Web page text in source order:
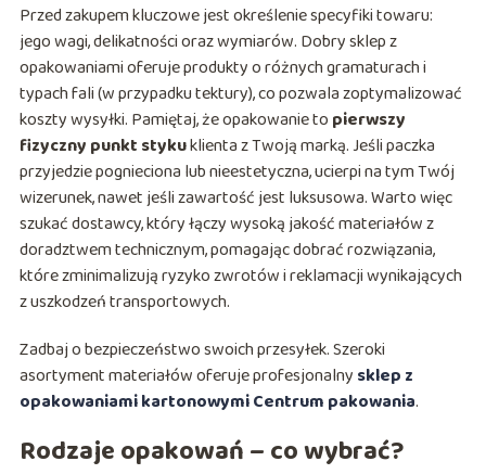
Przed zakupem kluczowe jest określenie specyfiki towaru:
jego wagi, delikatności oraz wymiarów. Dobry sklep z
opakowaniami oferuje produkty o różnych gramaturach i
typach fali (w przypadku tektury), co pozwala zoptymalizować
koszty wysyłki. Pamiętaj, że opakowanie to pierwszy
fizyczny punkt stykuklienta z Twoją marką. Jeśli paczka
przyjedzie pognieciona lub nieestetyczna, ucierpi na tym Twój
wizerunek, nawet jeśli zawartość jest luksusowa. Warto więc
szukać dostawcy, który łączy wysoką jakość materiałów z
doradztwem technicznym, pomagając dobrać rozwiązania,
które zminimalizują ryzyko zwrotów i reklamacji wynikających
z uszkodzeń transportowych.
Zadbaj o bezpieczeństwo swoich przesyłek. Szeroki
asortyment materiałów oferuje profesjonalny sklep z
opakowaniami kartonowymi Centrum pakowania.
Rodzaje opakowań – co wybrać?